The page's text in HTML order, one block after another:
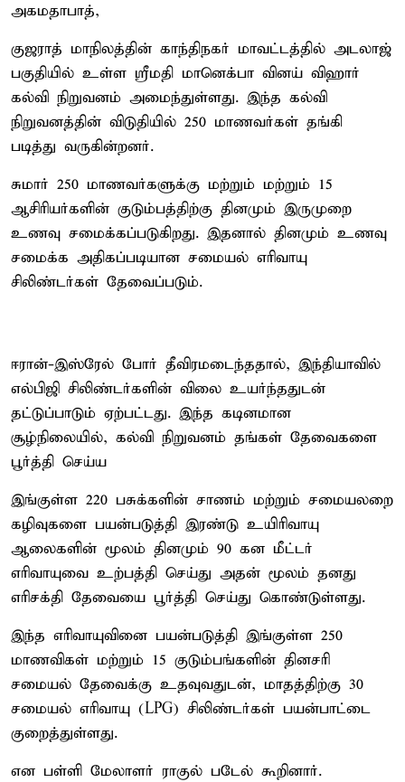
அகமதாபாத்,
குஜராத் மாநிலத்தின் காந்திநகர் மாவட்டத்தில் அடலாஜ்
பகுதியில் உள்ள ஸ்ரீமதி மானெக்பா வினய் விஹார்
கல்வி நிறுவனம் அமைந்துள்ளது. இந்த கல்வி
நிறுவனத்தின் விடுதியில் 250 மாணவர்கள் தங்கி
படித்து வருகின்றனர்.
சுமார் 250 மாணவர்களுக்கு மற்றும் மற்றும் 15
ஆசிரியர்களின் குடும்பத்திற்கு தினமும் இருமுறை
உணவு சமைக்கப்படுகிறது. இதனால் தினமும் உணவு
சமைக்க அதிகப்படியான சமையல் எரிவாயு
சிலிண்டர்கள் தேவைப்படும்.
ஈரான்-இஸ்ரேல் போர் தீவிரமடைந்ததால், இந்தியாவில்
எல்பிஜி சிலிண்டர்களின் விலை உயர்ந்ததுடன்
தட்டுப்பாடும் ஏற்பட்டது. இந்த கடினமான
சூழ்நிலையில், கல்வி நிறுவனம் தங்கள் தேவைகளை
பூர்த்தி செய்ய
இங்குள்ள 220 பசுக்களின் சாணம் மற்றும் சமையலறை
கழிவுகளை பயன்படுத்தி இரண்டு உயிரிவாயு
ஆலைகளின் மூலம் தினமும் 90 கன மீட்டர்
எரிவாயுவை உற்பத்தி செய்து அதன் மூலம் தனது
எரிசக்தி தேவையை பூர்த்தி செய்து கொண்டுள்ளது.
இந்த எரிவாயுவினை பயன்படுத்தி இங்குள்ள 250
மாணவிகள் மற்றும் 15 குடும்பங்களின் தினசரி
சமையல் தேவைக்கு உதவுவதுடன், மாதத்திற்கு 30
சமையல் எரிவாயு (LPG) சிலிண்டர்கள் பயன்பாட்டை
குறைத்துள்ளது.
என பள்ளி மேலாளர் ராகுல் படேல் கூறினார்.